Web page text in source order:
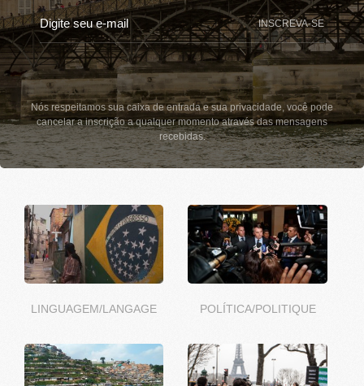
INSCREVA-SE
Nós respeitamos sua caixa de entrada e sua privacidade, você pode
cancelar a inscrição a qualquer momento através das mensagens
recebidas.
LINGUAGEM/LANGAGE POLÍTICA/POLITIQUE